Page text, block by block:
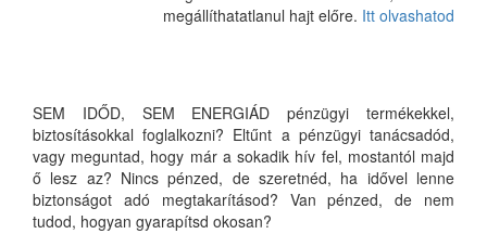
megállíthatatlanul hajt előre. Itt olvashatod
SEM IDŐD, SEM ENERGIÁD pénzügyi termékekkel,
biztosításokkal foglalkozni? Eltűnt a pénzügyi tanácsadód,
vagy meguntad, hogy már a sokadik hív fel, mostantól majd
ő lesz az? Nincs pénzed, de szeretnéd, ha idővel lenne
biztonságot adó megtakarításod? Van pénzed, de nem
tudod, hogyan gyarapítsd okosan?